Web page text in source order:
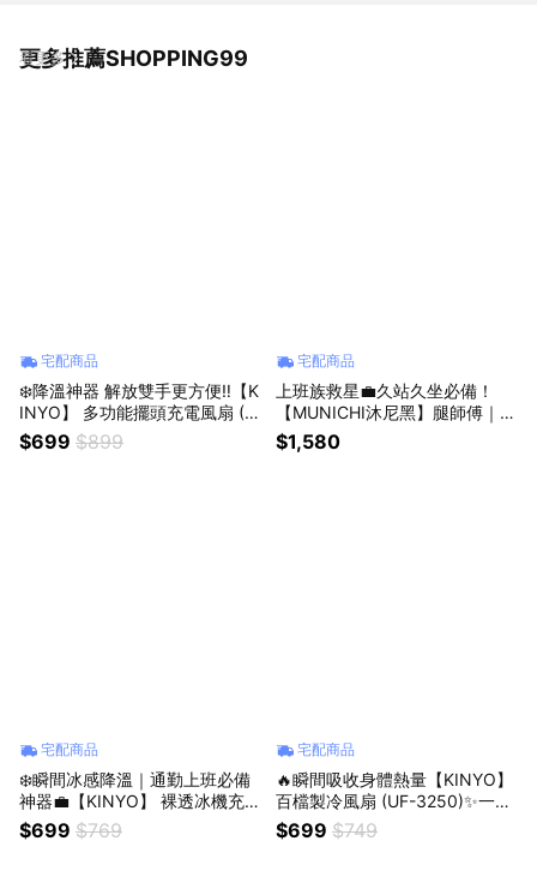
更多推薦SHOPPING99
看更多
宅配商品
❄️降溫神器 解放雙手更方便‼️【K
INYO】 多功能擺頭充電風扇 (U
F-4320)✨60度廣角✨媽媽解放
雙手✨推車也適用✨ (SHOPPIN
$699 $899
宅配商品
上班族救星💼久站久坐必備！
【MUNICHI沐尼黑】腿師傅｜氣
壓熱敷美腿按摩器/腿部按摩1入/
2入 MR.LEG💞 (Shopping99)
$1,580
宅配商品
❄️瞬間冰感降溫｜通勤上班必備
神器💼【KINYO】 裸透冰機充電
風扇 (UF-3150)✨一鍵啟動瞬間
$699 $769
宅配商品
🔥瞬間吸收身體熱量【KINYO】
百檔製冷風扇 (UF-3250)✨一鍵
啟動瞬間冰感✨夏天必備 (SHOP
PING99)
$699 $749